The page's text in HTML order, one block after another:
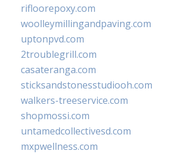
rifloorepoxy.com
woolleymillingandpaving.com
uptonpvd.com
2troublegrill.com
casateranga.com
sticksandstonesstudiooh.com
walkers-treeservice.com
shopmossi.com
untamedcollectivesd.com
mxpwellness.com